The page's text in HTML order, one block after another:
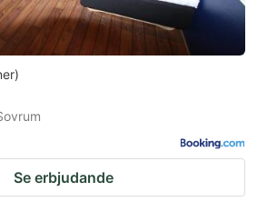
)
Se erbjudande